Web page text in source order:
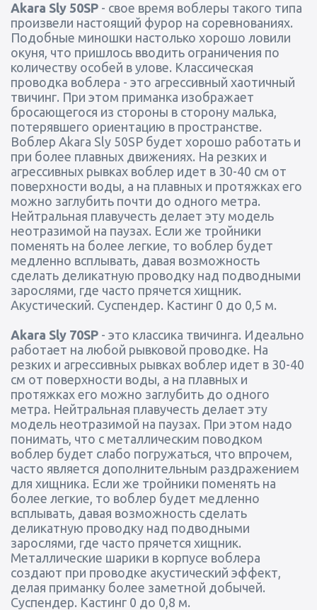
Akara Sly 50SP - свое время воблеры такого типа
произвели настоящий фурор на соревнованиях.
Подобные миношки настолько хорошо ловили
окуня, что пришлось вводить ограничения по
количеству особей в улове. Классическая
проводка воблера - это агрессивный хаотичный
твичинг. При этом приманка изображает
бросающегося из стороны в сторону малька,
потерявшего ориентацию в пространстве.
Воблер Akara Sly 50SP будет хорошо работать и
при более плавных движениях. На резких и
агрессивных рывках воблер идет в 30-40 см от
поверхности воды, а на плавных и протяжках его
можно заглубить почти до одного метра.
Нейтральная плавучесть делает эту модель
неотразимой на паузах. Если же тройники
поменять на более легкие, то воблер будет
медленно всплывать, давая возможность
сделать деликатную проводку над подводными
зарослями, где часто прячется хищник.
Акустический. Суспендер. Кастинг 0 до 0,5 м.
Akara Sly 70SP - это классика твичинга. Идеально
работает на любой рывковой проводке. На
резких и агрессивных рывках воблер идет в 30-40
см от поверхности воды, а на плавных и
протяжках его можно заглубить до одного
метра. Нейтральная плавучесть делает эту
модель неотразимой на паузах. При этом надо
понимать, что с металлическим поводком
воблер будет слабо погружаться, что впрочем,
часто является дополнительным раздражением
для хищника. Если же тройники поменять на
более легкие, то воблер будет медленно
всплывать, давая возможность сделать
деликатную проводку над подводными
зарослями, где часто прячется хищник.
Металлические шарики в корпусе воблера
создают при проводке акустический эффект,
делая приманку более заметной добычей.
Суспендер. Кастинг 0 до 0,8 м.